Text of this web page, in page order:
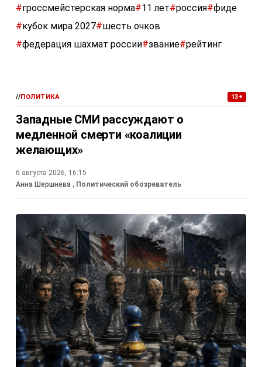
#гроссмейстерская норма#11 лет#россия#фиде
#кубок мира 2027#шесть очков
#федерация шахмат россии#звание#рейтинг
//ПОЛИТИКА 13+
Западные СМИ рассуждают о
медленной смерти «коалиции
желающих»
6 августа 2026, 16:15
Анна Шершнева , Политический обозреватель